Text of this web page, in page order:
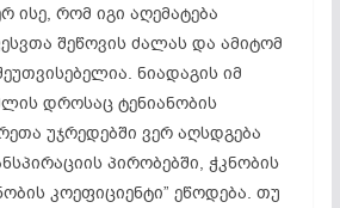
ისე, რომ იგი აღემატება
შეწოვის ძალას და ამიტომ
ნიადაგის იმ
დროსაც ტენიანობის
უჯრედებში ვერ აღსდგება
პირობებში, ჭკნობის
კოეფიციენტი” ეწოდება. თუ